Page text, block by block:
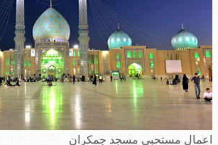
مستحبی مسجد جمکران